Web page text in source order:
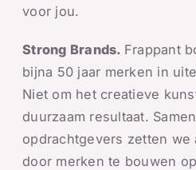
voor jou.
Strong Brands. Frappant
bijna 50 jaar merken in
Niet om het creatieve
duurzaam resultaat.
opdrachtgevers zetten we
door merken te bouwen